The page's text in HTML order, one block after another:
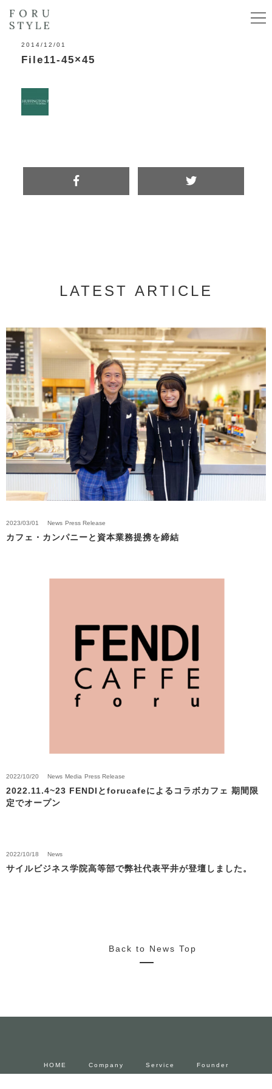
2014/12/01
File11-45×45
LATEST ARTICLE
2023/03/01 News Press Release
カフェ・カンパニーと資本業務提携を締結
2022/10/20 News Media Press Release
2022.11.4~23 FENDIとforucafeによるコラボカフェ 期間限
定でオープン
2022/10/18 News
サイルビジネス学院高等部で弊社代表平井が登壇しました。
Back to News Top
HOME Company Service Founder